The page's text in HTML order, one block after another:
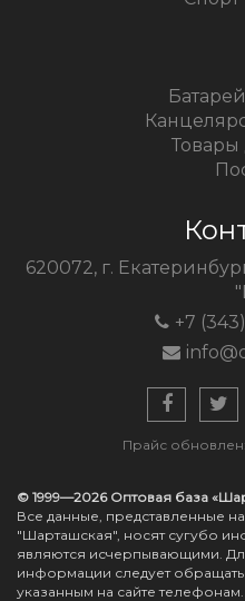
Товары
620072, г.
+7
Прайс
© 1999—2026 Оптовая база
Все данные, представленные
"Шарташская", носят сугубо
являются исчерпывающими.
информации следует
указанным на сайте